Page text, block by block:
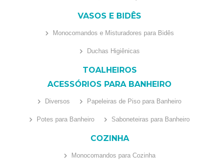
VASOS E BIDÊS
Monocomandos e Misturadores para Bidês
Duchas Higiênicas
TOALHEIROS
ACESSÓRIOS PARA BANHEIRO
Diversos Papeleiras de Piso para Banheiro
Potes para Banheiro Saboneteiras para Banheiro
COZINHA
Monocomandos para Cozinha